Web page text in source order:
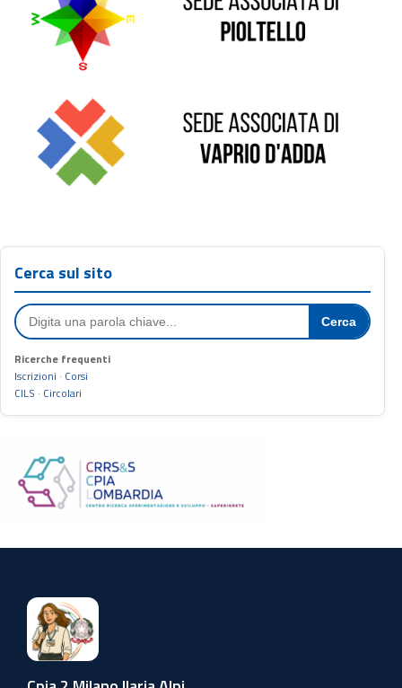
Sede di Vaprio D'Adda
Cerca sul sito
Cerca
Ricerche frequenti
Iscrizioni · Corsi
CILS · Circolari